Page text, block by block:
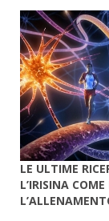
LE ULTIME
L’IRISINA